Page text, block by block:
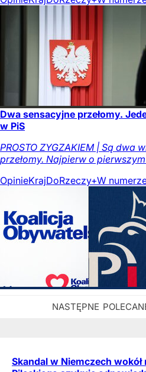
Dwa sensacyjne przełomy.
w PiS
PROSTO ZYGZAKIEM | Są dwa
przełomy. Najpierw o
OpinieKrajDoRzeczy+W
Skandal w Niemczech